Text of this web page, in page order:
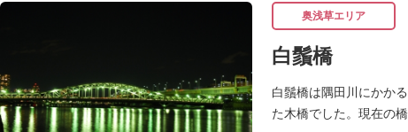
奥浅草エリア
白鬚橋
白鬚橋は隅田川にかか
た木橋でした。現在の